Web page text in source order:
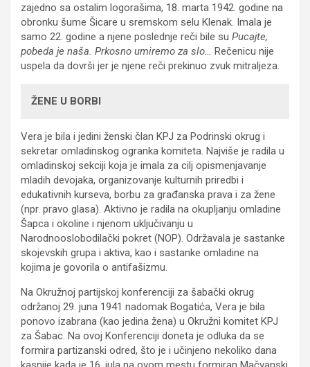
zajedno sa ostalim logorašima, 18. marta 1942. godine na
obronku šume Šicare u sremskom selu Klenak. Imala je
samo 22. godine a njene poslednje reči bile su Pucajte,
pobeda je naša. Prkosno umiremo za slo… Rečenicu nije
uspela da dovrši jer je njene reči prekinuo zvuk mitraljeza.
ŽENE U BORBI
Vera je bila i jedini ženski član KPJ za Podrinski okrug i
sekretar omladinskog ogranka komiteta. Najviše je radila u
omladinskoj sekciji koja je imala za cilj opismenjavanje
mladih devojaka, organizovanje kulturnih priredbi i
edukativnih kurseva, borbu za građanska prava i za žene
(npr. pravo glasa). Aktivno je radila na okupljanju omladine
Šapca i okoline i njenom uključivanju u
Narodnooslobodilački pokret (NOP). Održavala je sastanke
skojevskih grupa i aktiva, kao i sastanke omladine na
kojima je govorila o antifašizmu.
Na Okružnoj partijskoj konferenciji za šabački okrug
održanoj 29. juna 1941 nadomak Bogatića, Vera je bila
ponovo izabrana (kao jedina žena) u Okružni komitet KPJ
za Šabac. Na ovoj Konferenciji doneta je odluka da se
formira partizanski odred, što je i učinjeno nekoliko dana